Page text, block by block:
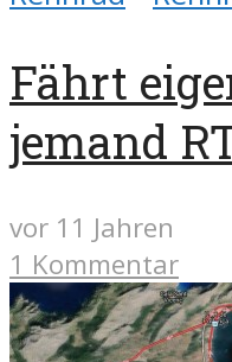
Fährt
jemand
vor 11 Jahren
1 Kommentar